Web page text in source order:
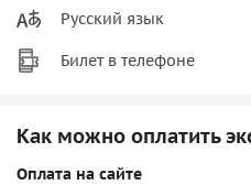
Русский язык
Билет в телефоне
Как можно оплатить
Оплата на сайте